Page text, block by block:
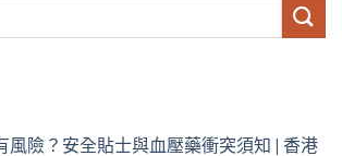
風險？安全貼士與血壓藥衝突須知 | 香港